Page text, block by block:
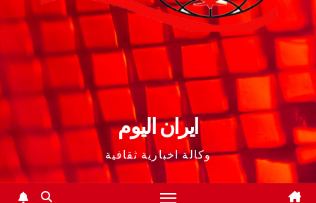
ايران اليوم
وكالة اخبارية ثقافية